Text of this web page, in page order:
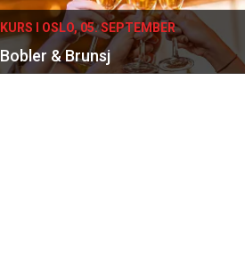
KURS I OSLO, 05. SEPTEMBER
Bobler & Brunsj